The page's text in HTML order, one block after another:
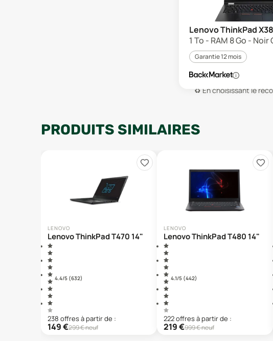
Lenovo ThinkPad
1 To - RAM 8 Go - Noir
Garantie 12 mois
♻️ En choisissant le
PRODUITS SIMILAIRES
LENOVO
Lenovo ThinkPad T470 14"
4.4/5 (632)
238 offresà partir de :
149€299€ neuf
LENOVO
Lenovo ThinkPad T480 14"
4.1/5 (442)
222offresà partir de :
219€999€ neuf